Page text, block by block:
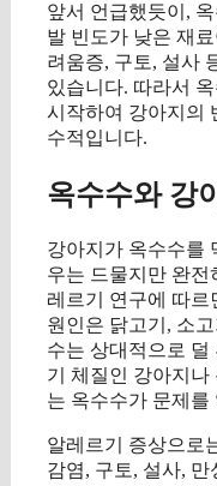
앞서 언급했듯이,
발 빈도가 낮은 재
려움증, 구토, 설사
있습니다. 따라서
시작하여 강아지의
수적입니다.
옥수수와 강
강아지가 옥수수를
우는 드물지만 완전
레르기 연구에 따르
원인은 닭고기, 소
수는 상대적으로 덜
기 체질인 강아지나
는 옥수수가 문제를
알레르기 증상으로
감염, 구토, 설사, 만